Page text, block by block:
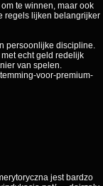
te winnen, maar ook
regels lijken belangrijker
persoonlijke discipline.
echt geld redelijk
van spelen.
voor-premium-
jest bardzo